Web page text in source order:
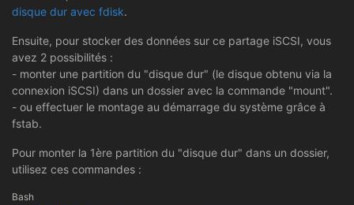
disque dur avec fdisk.
Ensuite, pour stocker des données sur ce partage iSCSI, vous
avez 2 possibilités :
- monter une partition du "disque dur" (le disque obtenu via la
connexion iSCSI) dans un dossier avec la commande "mount".
- ou effectuer le montage au démarrage du système grâce à
fstab.
Pour monter la 1ère partition du "disque dur" dans un dossier,
utilisez ces commandes :
Bash